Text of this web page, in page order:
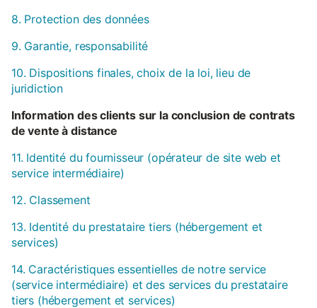
8. Protection des données
9. Garantie, responsabilité
10. Dispositions finales, choix de la loi, lieu de
juridiction
Information des clients sur la conclusion de contrats
de vente à distance
11. Identité du fournisseur (opérateur de site web et
service intermédiaire)
12. Classement
13. Identité du prestataire tiers (hébergement et
services)
14. Caractéristiques essentielles de notre service
(service intermédiaire) et des services du prestataire
tiers (hébergement et services)